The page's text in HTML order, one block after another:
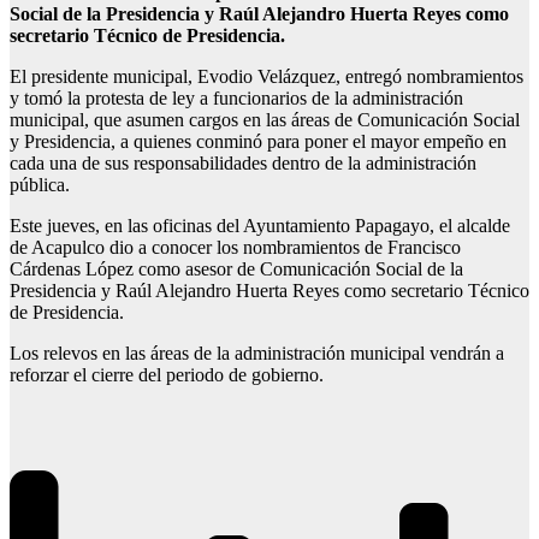
Social de la Presidencia y Raúl Alejandro Huerta Reyes como
secretario Técnico de Presidencia.
El presidente municipal, Evodio Velázquez, entregó nombramientos
y tomó la protesta de ley a funcionarios de la administración
municipal, que asumen cargos en las áreas de Comunicación Social
y Presidencia, a quienes conminó para poner el mayor empeño en
cada una de sus responsabilidades dentro de la administración
pública.
Este jueves, en las oficinas del Ayuntamiento Papagayo, el alcalde
de Acapulco dio a conocer los nombramientos de Francisco
Cárdenas López como asesor de Comunicación Social de la
Presidencia y Raúl Alejandro Huerta Reyes como secretario Técnico
de Presidencia.
Los relevos en las áreas de la administración municipal vendrán a
reforzar el cierre del periodo de gobierno.